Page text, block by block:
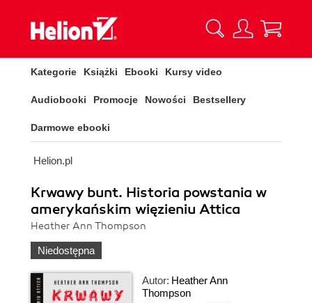
Kategorie Książki Ebooki Kursy video
Audiobooki Promocje Nowości Bestsellery
Darmowe ebooki
Helion.pl
Krwawy bunt. Historia powstania w
amerykańskim więzieniu Attica
Heather Ann Thompson
Niedostępna
Autor: Heather Ann
Thompson